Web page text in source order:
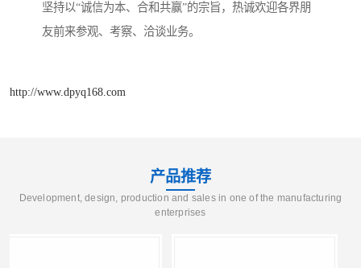
坚持以“诚信为本、合和共赢”的宗旨，热诚欢迎各界朋
友前来参观、考察、洽谈业务。
http://www.dpyq168.com
产品推荐
Development, design, production and sales in one of the manufacturing
enterprises